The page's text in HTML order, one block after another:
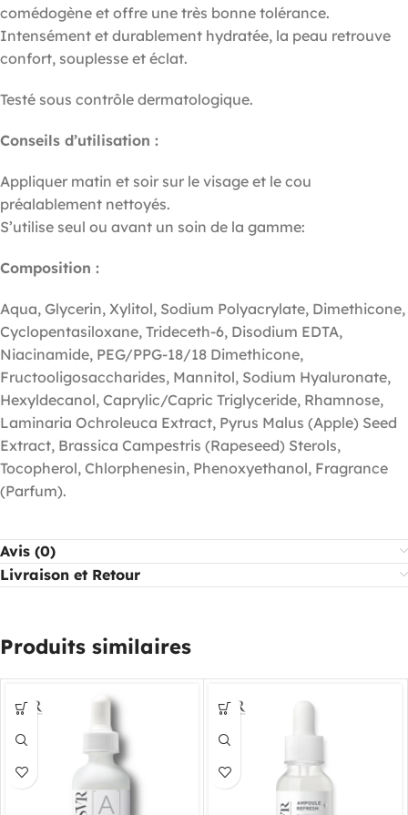
comédogène et offre une très bonne tolérance.
Intensément et durablement hydratée, la peau retrouve
confort, souplesse et éclat.
Testé sous contrôle dermatologique.
Conseils d’utilisation :
Appliquer matin et soir sur le visage et le cou
préalablement nettoyés.
S’utilise seul ou avant un soin de la gamme:
Composition :
Aqua, Glycerin, Xylitol, Sodium Polyacrylate, Dimethicone,
Cyclopentasiloxane, Trideceth-6, Disodium EDTA,
Niacinamide, PEG/PPG-18/18 Dimethicone,
Fructooligosaccharides, Mannitol, Sodium Hyaluronate,
Hexyldecanol, Caprylic/Capric Triglyceride, Rhamnose,
Laminaria Ochroleuca Extract, Pyrus Malus (Apple) Seed
Extract, Brassica Campestris (Rapeseed) Sterols,
Tocopherol, Chlorphenesin, Phenoxyethanol, Fragrance
(Parfum).
Avis (0)
Livraison et Retour
Produits similaires